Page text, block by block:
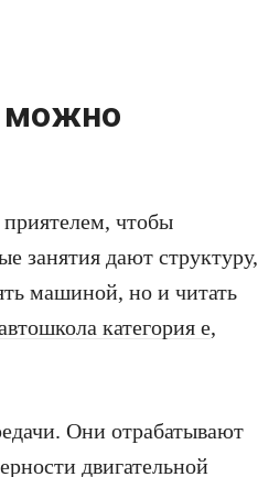
можно
чтобы
занятия дают структуру,
машиной, но и читать
категория е,
Они отрабатывают
двигательной